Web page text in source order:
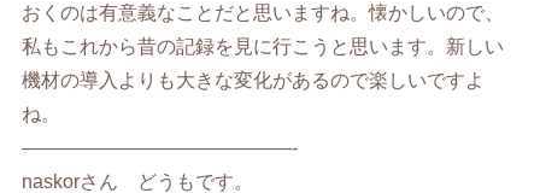
おくのは有意義なことだと思いますね。懐かしいので、
私もこれから昔の記録を見に行こうと思います。新しい
機材の導入よりも大きな変化があるので楽しいですよ
ね。
——————————————-
naskorさん どうもです。